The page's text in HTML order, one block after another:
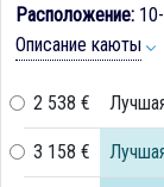
Расположение:
Описание каюты
2 538 €
3 158 €